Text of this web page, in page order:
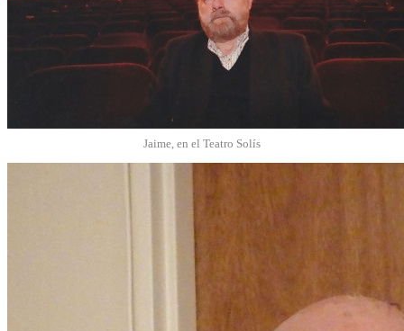
Jaime, en el Teatro Solís